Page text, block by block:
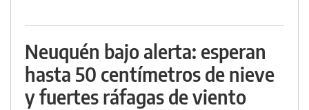
Neuquén bajo alerta: esperan
hasta 50 centímetros de nieve
y fuertes ráfagas de viento